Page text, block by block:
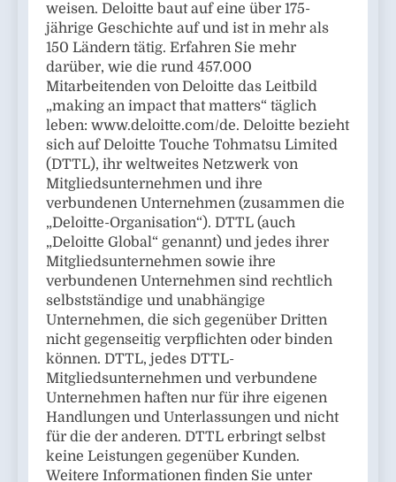
weisen. Deloitte baut auf eine über 175-
jährige Geschichte auf und ist in mehr als
150 Ländern tätig. Erfahren Sie mehr
darüber, wie die rund 457.000
Mitarbeitenden von Deloitte das Leitbild
„making an impact that matters“ täglich
leben: www.deloitte.com/de. Deloitte bezieht
sich auf Deloitte Touche Tohmatsu Limited
(DTTL), ihr weltweites Netzwerk von
Mitgliedsunternehmen und ihre
verbundenen Unternehmen (zusammen die
„Deloitte-Organisation“). DTTL (auch
„Deloitte Global“ genannt) und jedes ihrer
Mitgliedsunternehmen sowie ihre
verbundenen Unternehmen sind rechtlich
selbstständige und unabhängige
Unternehmen, die sich gegenüber Dritten
nicht gegenseitig verpflichten oder binden
können. DTTL, jedes DTTL-
Mitgliedsunternehmen und verbundene
Unternehmen haften nur für ihre eigenen
Handlungen und Unterlassungen und nicht
für die der anderen. DTTL erbringt selbst
keine Leistungen gegenüber Kunden.
Weitere Informationen finden Sie unter